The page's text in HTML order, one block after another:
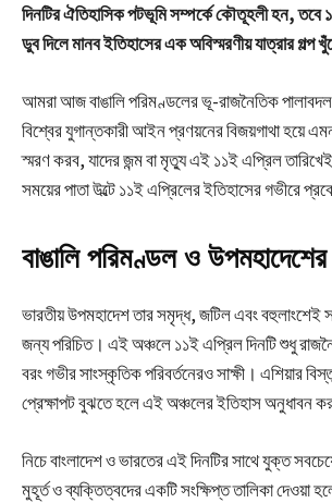
দিনটির ঐতিহাসিক পটভূমি সম্পর্কে কৌতূহলী হন, তবে
ডুব দিলে মানব ইতিহাসের এক অবিস্মরণীয় যাত্রার গল্প
আমরা আজ বাঙালি পরিমণ্ডলের ভূ-রাজনৈতিক
বিশ্বের যুগান্তকারী আইন প্রণয়নের বিজয়গাথা হয়ে
স্মরণ করব, যাদের জন্ম বা মৃত্যু এই ১১ই এপ্রিল
সময়ের পাতা উল্টে ১১ই এপ্রিলের ইতিহাসের গভীরে
বাঙালি পরিমণ্ডল ও
ভারতীয় উপমহাদেশ তার সমৃদ্ধ, জটিল এবং বহুলাংশেই
জন্য পরিচিত। এই অঞ্চলে ১১ই এপ্রিল দিনটি শুধু
বরং গভীর সাংস্কৃতিক পরিবর্তনেরও সাক্ষী। এশিয়ার
প্রেক্ষাপট বুঝতে হলে এই অঞ্চলের ইতিহাস অনুধাবন
নিচে বাংলাদেশ ও ভারতের এই দিনটির সাথে যুক্ত
মুহূর্ত ও ব্যক্তিত্বদের একটি সংক্ষিপ্ত তালিকা দেওয়া